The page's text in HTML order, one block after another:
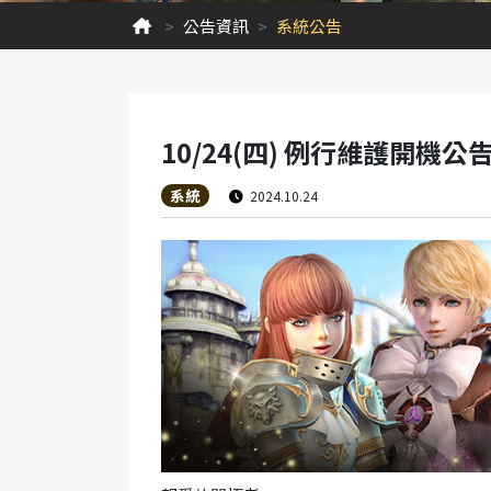
公告資訊 系統公告
10/24(四) 例行維護開機公
系統 2024.10.24